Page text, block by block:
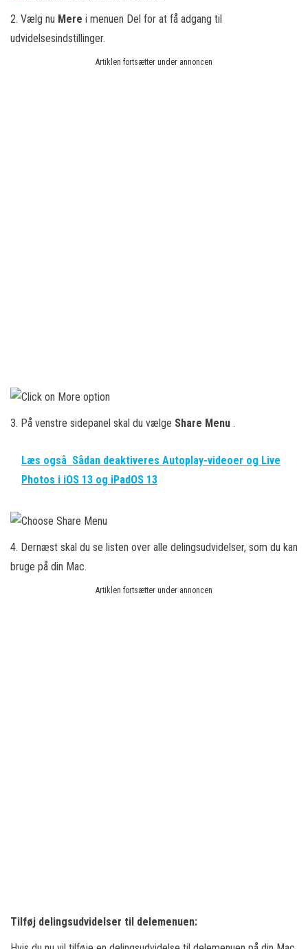
2. Vælg nu Mere i menuen Del for at få adgang til
udvidelsesindstillinger.
Artiklen fortsætter under annoncen
3. På venstre sidepanel skal du vælge Share Menu .
Læs også Sådan deaktiveres Autoplay-videoer og Live
Photos i iOS 13 og iPadOS 13
4. Dernæst skal du se listen over alle delingsudvidelser, som du kan
bruge på din Mac.
Artiklen fortsætter under annoncen
Tilføj delingsudvidelser til delemenuen: